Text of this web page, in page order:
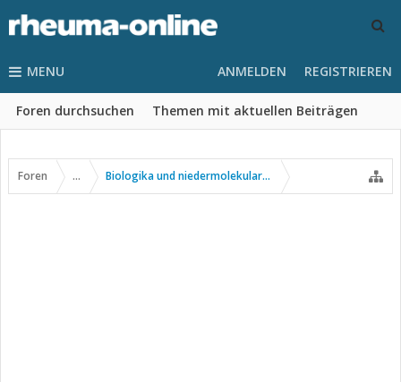
MENU
Foren durchsuchen Themen mit aktuellen Beiträgen
ANMELDEN REGISTRIEREN
Foren ... Biologika und niedermolekulare Wirkstoffe